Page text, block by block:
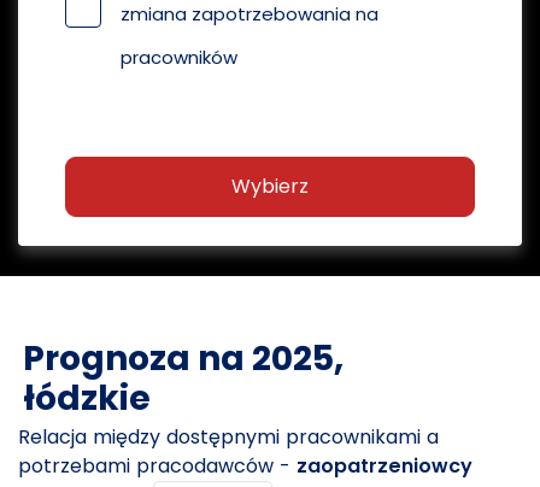
zmiana zapotrzebowania na
pracowników
Wybierz
Prognoza na 2025,
łódzkie
Relacja między dostępnymi pracownikami a
potrzebami pracodawców - zaopatrzeniowcy